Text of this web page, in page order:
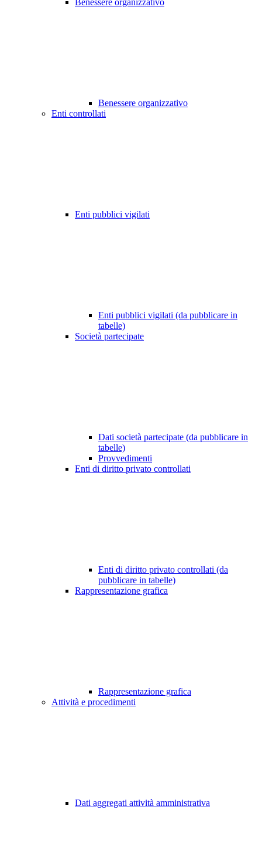
Benessere organizzativo
Benessere organizzativo
Enti controllati
Enti pubblici vigilati
Enti pubblici vigilati (da pubblicare in
tabelle)
Società partecipate
Dati società partecipate (da pubblicare in
tabelle)
Provvedimenti
Enti di diritto privato controllati
Enti di diritto privato controllati (da
pubblicare in tabelle)
Rappresentazione grafica
Rappresentazione grafica
Attività e procedimenti
Dati aggregati attività amministrativa